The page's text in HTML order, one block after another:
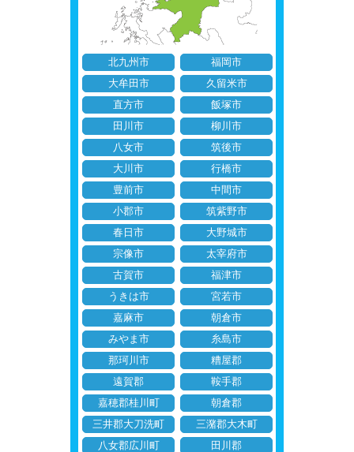
北九州市
福岡市
大牟田市
久留米市
直方市
飯塚市
田川市
柳川市
八女市
筑後市
大川市
行橋市
豊前市
中間市
小郡市
筑紫野市
春日市
大野城市
宗像市
太宰府市
古賀市
福津市
うきは市
宮若市
嘉麻市
朝倉市
みやま市
糸島市
那珂川市
糟屋郡
遠賀郡
鞍手郡
嘉穂郡桂川町
朝倉郡
三井郡大刀洗町
三潴郡大木町
八女郡広川町
田川郡